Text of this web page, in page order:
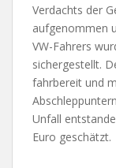
Verdachts der
aufgenommen
VW-Fahrers
sichergestellt.
fahrbereit und
Unfall
Euro geschätzt.